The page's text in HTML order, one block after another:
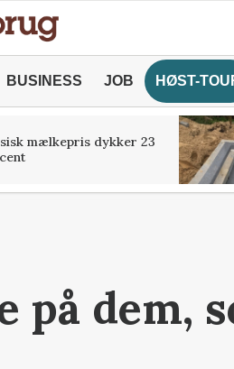
BUSINESS JOB HØST-
mælkepris dykker 23
dem,